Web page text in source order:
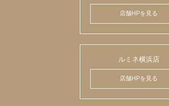
店舗HPを見る
ルミネ横浜店
店舗HPを見る